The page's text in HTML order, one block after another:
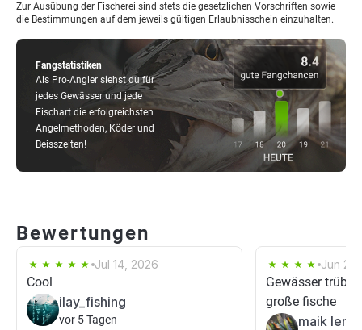
Fangstatistiken
Als Pro-Angler siehst du für
jedes Gewässer und jede
Fischart die erfolgreichsten
Angelmethoden, Köder und
Beisszeiten!
Zur Ausübung der Fischerei sind stets die gesetzlichen Vorschriften sowie
die Bestimmungen auf dem jeweils gültigen Erlaubnisschein einzuhalten.
Bewertungen
Jul 14, 2026
Cool
ilay_fishing
vor 5 Tagen
Jun
Gewässer trüb
große fische
maik lenz